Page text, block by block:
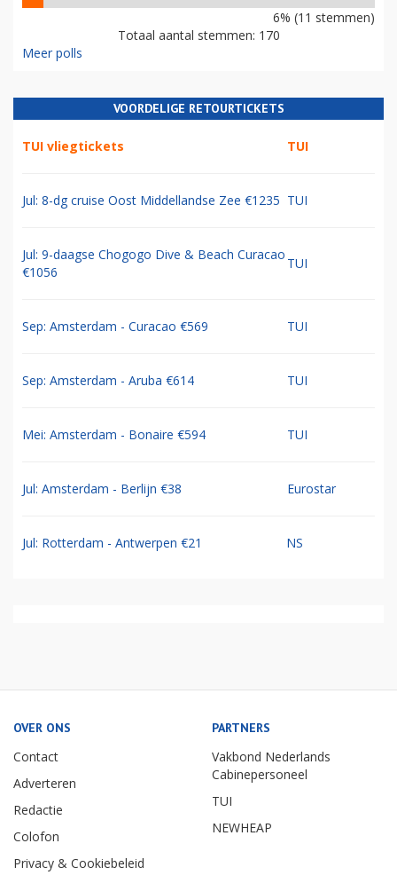
6% (11 stemmen)
Totaal aantal stemmen: 170
Meer polls
VOORDELIGE RETOURTICKETS
TUI vliegtickets TUI
Jul: 8-dg cruise Oost Middellandse Zee €1235 TUI
Jul: 9-daagse Chogogo Dive & Beach Curacao
€1056
TUI
Sep: Amsterdam - Curacao €569 TUI
Sep: Amsterdam - Aruba €614 TUI
Mei: Amsterdam - Bonaire €594 TUI
Jul: Amsterdam - Berlijn €38 Eurostar
Jul: Rotterdam - Antwerpen €21 NS
OVER ONS
Contact
Adverteren
Redactie
Colofon
Privacy & Cookiebeleid
PARTNERS
Vakbond Nederlands
Cabinepersoneel
TUI
NEWHEAP